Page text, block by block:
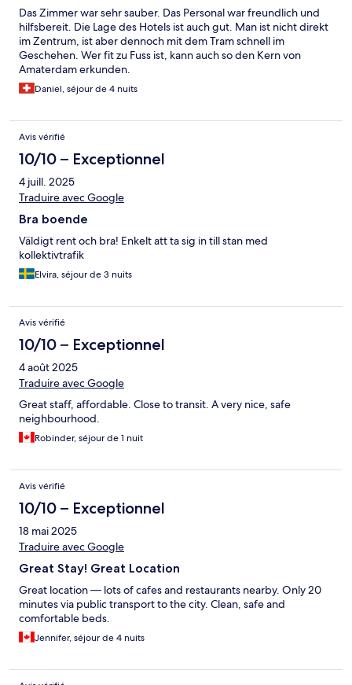
Das Zimmer war sehr sauber. Das Personal war freundlich und
hilfsbereit. Die Lage des Hotels ist auch gut. Man ist nicht direkt
im Zentrum, ist aber dennoch mit dem Tram schnell im
Geschehen. Wer fit zu Fuss ist, kann auch so den Kern von
Amaterdam erkunden.
Daniel, séjour de 4 nuits
Avis vérifié
10/10 – Exceptionnel
4 juill. 2025
Traduire avec Google
Bra boende
Väldigt rent och bra! Enkelt att ta sig in till stan med
kollektivtrafik
Elvira, séjour de 3 nuits
Avis vérifié
10/10 – Exceptionnel
4 août 2025
Traduire avec Google
Great staff, affordable. Close to transit. A very nice, safe
neighbourhood.
Robinder, séjour de 1 nuit
Avis vérifié
10/10 – Exceptionnel
18 mai 2025
Traduire avec Google
Great Stay! Great Location
Great location — lots of cafes and restaurants nearby. Only 20
minutes via public transport to the city. Clean, safe and
comfortable beds.
Jennifer, séjour de 4 nuits